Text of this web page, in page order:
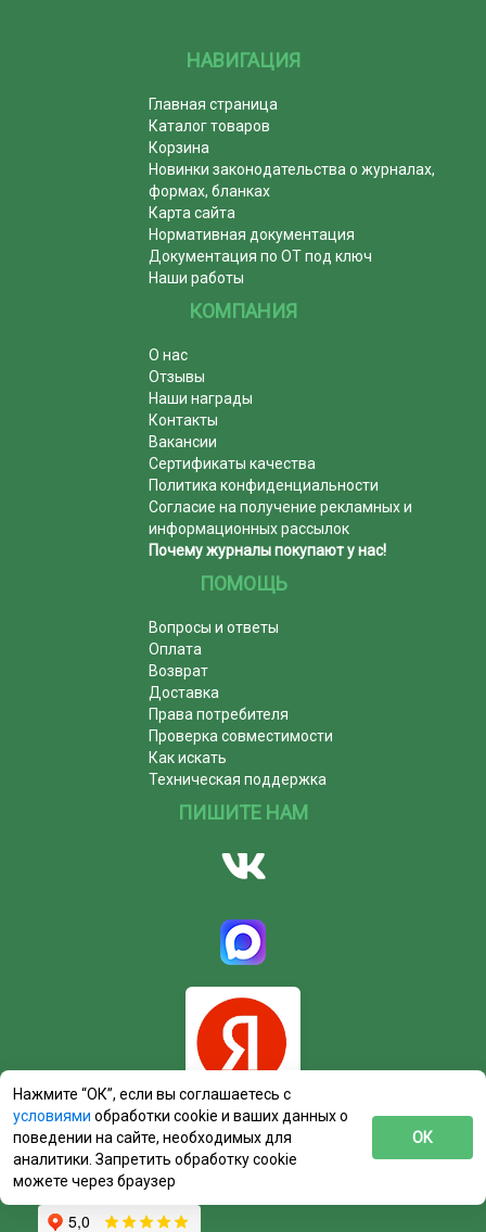
НАВИГАЦИЯ
Главная страница
Каталог товаров
Корзина
Новинки законодательства о журналах,
формах, бланках
Карта сайта
Нормативная документация
Документация по ОТ под ключ
Наши работы
КОМПАНИЯ
О нас
Отзывы
Наши награды
Контакты
Вакансии
Сертификаты качества
Политика конфиденциальности
Согласие на получение рекламных и
информационных рассылок
Почему журналы покупают у нас!
ПОМОЩЬ
Вопросы и ответы
Оплата
Возврат
Доставка
Права потребителя
Проверка совместимости
Как искать
Техническая поддержка
ПИШИТЕ НАМ
Нажмите “ОК”, если вы соглашаетесь с
условиями обработки cookie и ваших данных о
поведении на сайте, необходимых для
аналитики. Запретить обработку cookie
можете через браузер
ОК